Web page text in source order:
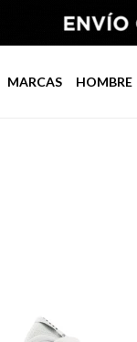
MARCAS HOMBRE